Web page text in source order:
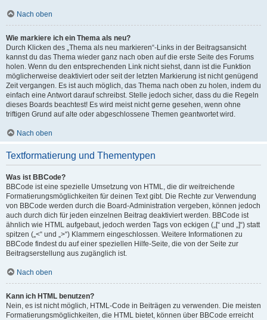
Nach oben
Wie markiere ich ein Thema als neu?
Durch Klicken des „Thema als neu markieren“-Links in der Beitragsansicht
kannst du das Thema wieder ganz nach oben auf die erste Seite des Forums
holen. Wenn du den entsprechenden Link nicht siehst, dann ist die Funktion
möglicherweise deaktiviert oder seit der letzten Markierung ist nicht genügend
Zeit vergangen. Es ist auch möglich, das Thema nach oben zu holen, indem du
einfach eine Antwort darauf schreibst. Stelle jedoch sicher, dass du die Regeln
dieses Boards beachtest! Es wird meist nicht gerne gesehen, wenn ohne
triftigen Grund auf alte oder abgeschlossene Themen geantwortet wird.
Nach oben
Textformatierung und Thementypen
Was ist BBCode?
BBCode ist eine spezielle Umsetzung von HTML, die dir weitreichende
Formatierungsmöglichkeiten für deinen Text gibt. Die Rechte zur Verwendung
von BBCode werden durch die Board-Administration vergeben, können jedoch
auch durch dich für jeden einzelnen Beitrag deaktiviert werden. BBCode ist
ähnlich wie HTML aufgebaut, jedoch werden Tags von eckigen („[“ und „]“) statt
spitzen („<“ und „>“) Klammern eingeschlossen. Weitere Informationen zu
BBCode findest du auf einer speziellen Hilfe-Seite, die von der Seite zur
Beitragserstellung aus zugänglich ist.
Nach oben
Kann ich HTML benutzen?
Nein, es ist nicht möglich, HTML-Code in Beiträgen zu verwenden. Die meisten
Formatierungsmöglichkeiten, die HTML bietet, können über BBCode erreicht